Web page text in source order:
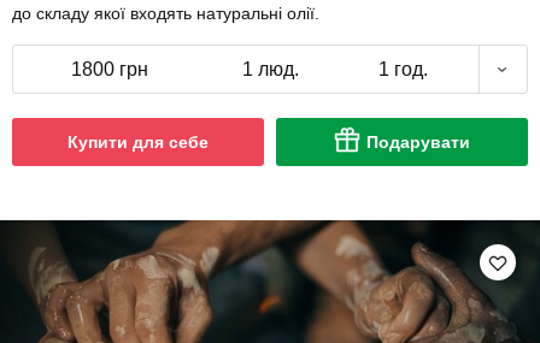
до складу якої входять натуральні олії.
1800 грн 1 люд. 1 год.
Купити для себе Подарувати